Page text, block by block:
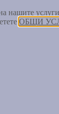
нашите
ОБЩИ